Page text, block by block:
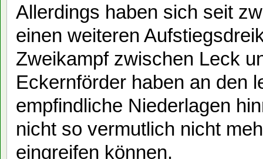
Allerdings haben sich seit
einen weiteren
Zweikampf zwischen Leck
Eckernförder haben an den
empfindliche Niederlagen
nicht so vermutlich nicht
eingreifen können.